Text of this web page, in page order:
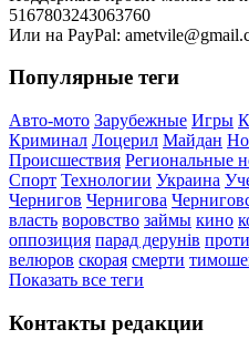
5167803243063760
Или на PayPal:
Популярные теги
Авто-мото Зарубежные Игры
Криминал Лоцерил Майдан
Происшествия Региональные
Спорт Технологии Украина
Чернигов Чернигова
власть воровство займы кино
оппозиция парад дерунів
велюров скорая смерти
Показать все теги
Контакты редакции